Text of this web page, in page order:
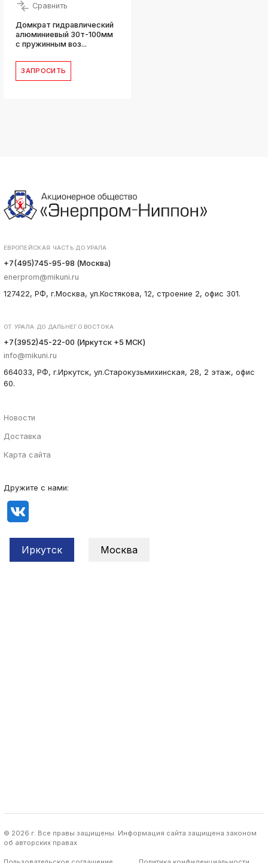
Сравнить
Домкрат гидравлический
алюминиевый 30т-100мм
с пружинным воз...
ЗАПРОСИТЬ
ЕВРОПЕЙСКАЯ ЧАСТЬ ДО УРАЛА
+7(495)745-95-98 (Москва)
enerprom@mikuni.ru
127422, РФ, г.Москва, ул.Костякова, 12, строение 2, офис 301.
ОТ УРАЛА ДО ДАЛЬНЕГО ВОСТОКА
+7(3952)45-22-00 (Иркутск +5 МСК)
info@mikuni.ru
664033, РФ, г.Иркутск, ул.Старокузьмихинская, 28, 2 этаж, офис
60.
Новости
Доставка
Карта сайта
Дружите с нами:
Иркутск Москва
© 2026 г. Все правы защищены. Информация сайта защищена законом
об авторских правах